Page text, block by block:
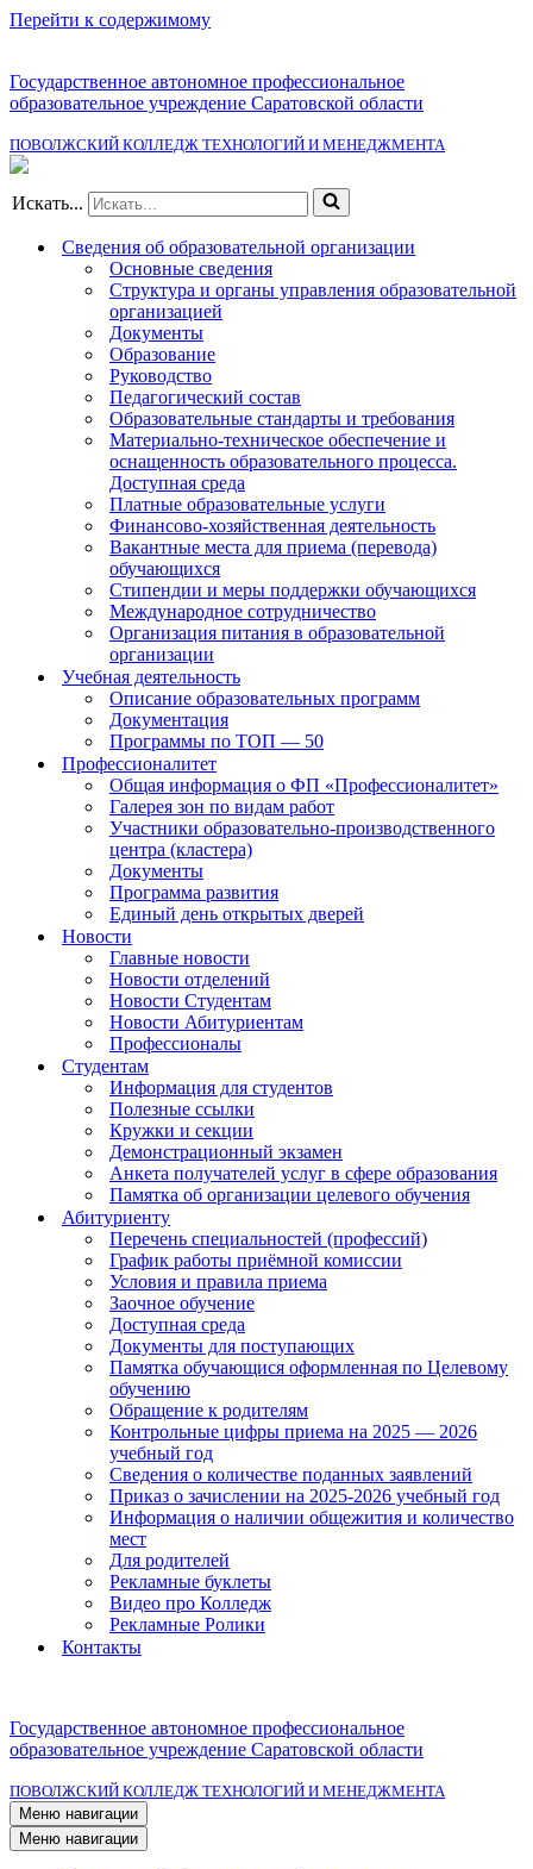
Перейти к содержимому
Государственное автономное профессиональное
образовательное учреждение Саратовской области
ПОВОЛЖСКИЙ КОЛЛЕДЖ ТЕХНОЛОГИЙ И МЕНЕДЖМЕНТА
Искать...
Сведения об образовательной организации
Основные сведения
Структура и органы управления образовательной
организацией
Документы
Образование
Руководство
Педагогический состав
Образовательные стандарты и требования
Материально-техническое обеспечение и
оснащенность образовательного процесса.
Доступная среда
Платные образовательные услуги
Финансово-хозяйственная деятельность
Вакантные места для приема (перевода)
обучающихся
Стипендии и меры поддержки обучающихся
Международное сотрудничество
Организация питания в образовательной
организации
Учебная деятельность
Описание образовательных программ
Документация
Программы по ТОП — 50
Профессионалитет
Общая информация о ФП «Профессионалитет»
Галерея зон по видам работ
Участники образовательно-производственного
центра (кластера)
Документы
Программа развития
Единый день открытых дверей
Новости
Главные новости
Новости отделений
Новости Студентам
Новости Абитуриентам
Профессионалы
Студентам
Информация для студентов
Полезные ссылки
Кружки и секции
Демонстрационный экзамен
Анкета получателей услуг в сфере образования
Памятка об организации целевого обучения
Абитуриенту
Перечень специальностей (профессий)
График работы приёмной комиссии
Условия и правила приема
Заочное обучение
Доступная среда
Документы для поступающих
Памятка обучающися оформленная по Целевому
обучению
Обращение к родителям
Контрольные цифры приема на 2025 — 2026
учебный год
Сведения о количестве поданных заявлений
Приказ о зачислении на 2025-2026 учебный год
Информация о наличии общежития и количество
мест
Для родителей
Рекламные буклеты
Видео про Колледж
Рекламные Ролики
Контакты
Государственное автономное профессиональное
образовательное учреждение Саратовской области
ПОВОЛЖСКИЙ КОЛЛЕДЖ ТЕХНОЛОГИЙ И МЕНЕДЖМЕНТА
Меню навигации
Меню навигации